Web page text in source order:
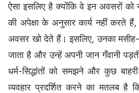
ऐसा इसलिए है क्योंकि वे इन अवसरों को
की अपेक्षा के अनुसार कार्य नहीं करते
अवसर खो देते हैं। इसलिए, उनका मसीह-
जाता है और उन्हें अपनी जान गँवानी
धर्म-सिद्धांतों को समझने और कुछ
व्यवहार प्रदर्शित करने का मतलब है